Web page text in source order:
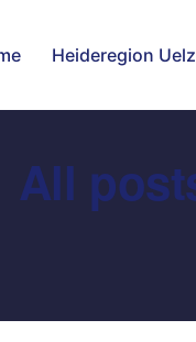
Heideregion
All